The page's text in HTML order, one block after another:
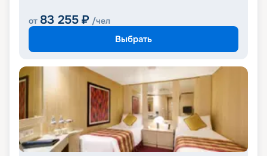
от 83 255 ₽ /чел
Выбрать